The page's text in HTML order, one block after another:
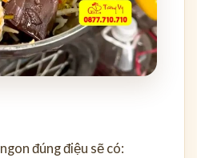
ngon đúng điệu sẽ có: